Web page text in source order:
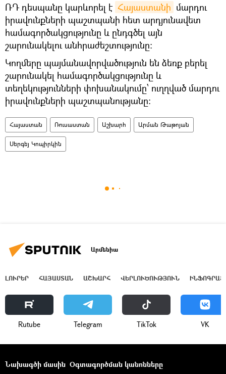
ՌԴ դեսպանը կարևորել է Հայաստանի մարդու
իրավունքների պաշտպանի հետ արդյունավետ
համագործակցությունը և ընդգծել այն
շարունակելու անհրաժեշտությունը:
Կողմերը պայմանավորվածություն են ձեռք բերել
շարունակել համագործակցությունը և
տեղեկությունների փոխանակումը՝ ուղղված մարդու
իրավունքների պաշտպանությանը:
Հայաստան Ռուսաստան Աշխարհ Արման Թաթոյան
Սերգեյ Կոպիրկին
Արմենիա
ԼՈՒՐԵՐ ՀԱՅԱՍՏԱՆ ԱՇԽԱՐՀ ՎԵՐԼՈՒԾՈՒԹՅՈՒՆ
Rutube Telegram ТikТоk VK
Նախագծի մասին Օգտագործման կանոնները